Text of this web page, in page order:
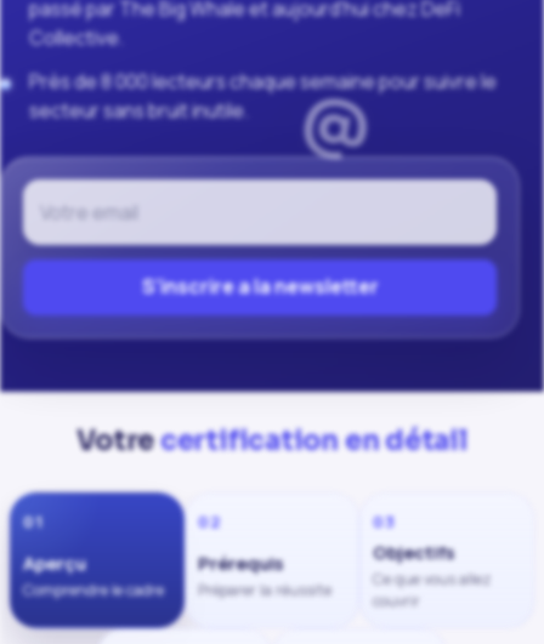
passé par The Big Whale et aujourd'hui chez DeFi
Collective.
Près de 8 000 lecteurs chaque semaine pour suivre le
secteur sans bruit inutile.
Votre email
S'inscrire a la newsletter
Votrecertification en détail
01
Aperçu
Comprendre le cadre
02
Prérequis
Préparer la réussite
03
Objectifs
Ce que vous allez
couvrir